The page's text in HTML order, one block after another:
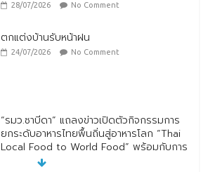
28/07/2026 No Comment
ตกแต่งบ้านรับหน้าฝน
24/07/2026 No Comment
“รมว.ซาบีดา” แถลงข่าวเปิดตัวกิจกรรมการ
ยกระดับอาหารไทยพื้นถิ่นสู่อาหารโลก “Thai
Local Food to World Food” พร้อมกับการ
เปิดตัวตราสัญลักษณ์ “Thailand Best